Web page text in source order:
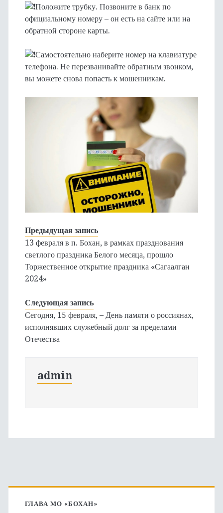
Положите трубку. Позвоните в банк по
официальному номеру – он есть на сайте или на
обратной стороне карты.
Самостоятельно наберите номер на клавиатуре
телефона. Не перезванивайте обратным звонком,
вы можете снова попасть к мошенникам.
Предыдущая запись
13 февраля в п. Бохан, в рамках празднования
светлого праздника Белого месяца, прошло
Торжественное открытие праздника «Сагаалган
2024»
Следующая запись
Сегодня, 15 февраля, – День памяти о россиянах,
исполнявших служебный долг за пределами
Отечества
admin
Основная
ГЛАВА МО «БОХАН»